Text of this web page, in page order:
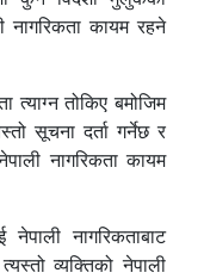
नागरिकता कायम रहने
त्याग्न तोकिए बमोजिम
सूचना दर्ता गर्नेछ र
नागरिकता कायम
नागरिकताबाट
व्यक्तिको नेपाली